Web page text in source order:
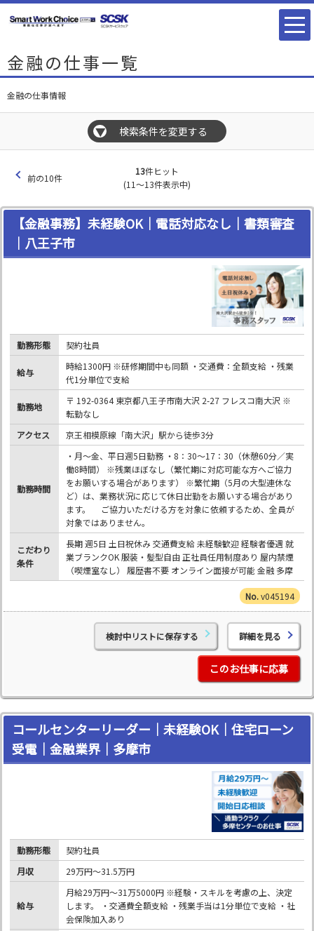
金融の仕事一覧
金融の仕事情報
▼ 検索条件を変更する
前の10件
13件ヒット
(11～13件表示中)
【金融事務】未経験OK｜電話対応なし｜書類審査
｜八王子市
勤務形態 契約社員
給与
時給1300円 ※研修期間中も同額 ・交通費：全額支給 ・残業
代1分単位で支給
勤務地
〒 192-0364 東京都八王子市南大沢 2-27 フレスコ南大沢 ※
転勤なし
アクセス
京王相模原線「南大沢」駅から徒歩3分
勤務時間
・月～金、平日週5日勤務 ・8：30～17：30（休憩60分／実
働8時間） ※残業ほぼなし（繁忙期に対応可能な方へご協力
をお願いする場合があります） ※繁忙期（5月の大型連休な
ど）は、業務状況に応じて休日出勤をお願いする場合があり
ます。 ご協力いただける方を対象に依頼するため、全員が
対象ではありません。
こだわり
条件
長期 週5日 土日祝休み 交通費支給 未経験歓迎 経験者優遇 就
業ブランクOK 服装・髪型自由 正社員任用制度あり 屋内禁煙
（喫煙室なし） 履歴書不要 オンライン面接が可能 金融 多摩
v045194
検討中リストに保存する 詳細を見る
このお仕事に応募
コールセンターリーダー｜未経験OK｜住宅ローン
受電｜金融業界｜多摩市
勤務形態
契約社員
月収
29万円～31.5万円
給与
月給29万円～31万5000円 ※経験・スキルを考慮の上、決定
します。 ・交通費全額支給 ・残業手当は1分単位で支給 ・社
会保険加入あり